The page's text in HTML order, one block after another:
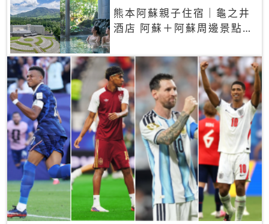
熊本阿蘇親子住宿｜龜之井
酒店 阿蘇＋阿蘇周邊景點一